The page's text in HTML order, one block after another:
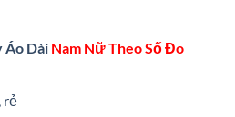
Áo DàiNam Nữ Theo Số Đo
rẻ